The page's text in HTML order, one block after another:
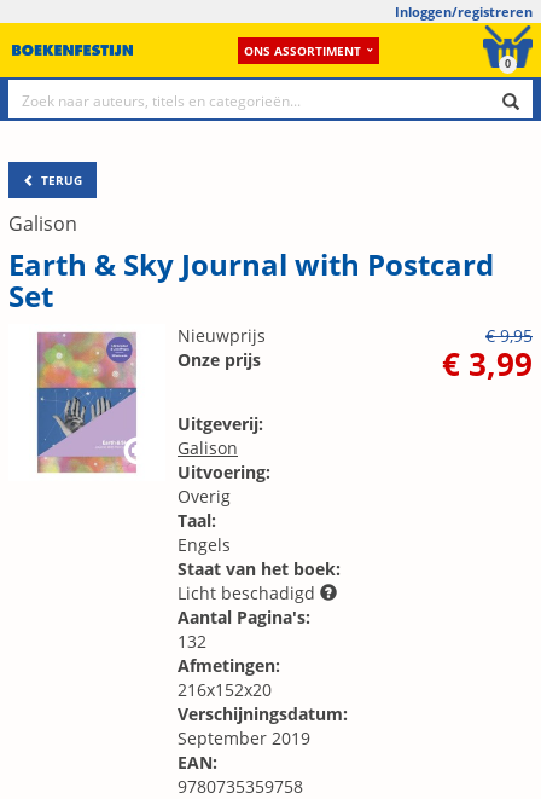
Inloggen/registreren
ONS ASSORTIMENT
0
TERUG
Galison
Earth & Sky Journal with Postcard
Set
Nieuwprijs
€ 9,95
Onze prijs
€ 3,99
Uitgeverij:
Galison
Uitvoering:
Overig
Taal:
Engels
Staat van het boek:
Licht beschadigd
Aantal Pagina's:
132
Afmetingen:
216x152x20
Verschijningsdatum:
September 2019
EAN:
9780735359758